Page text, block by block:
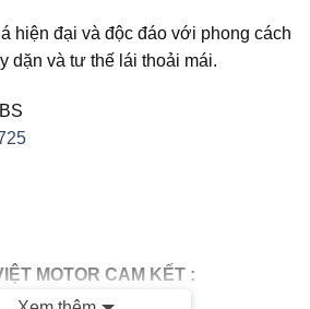
hiện đại và độc đáo với phong cách
dặn và tư thế lái thoải mái.
MOTOR CAM KẾT :